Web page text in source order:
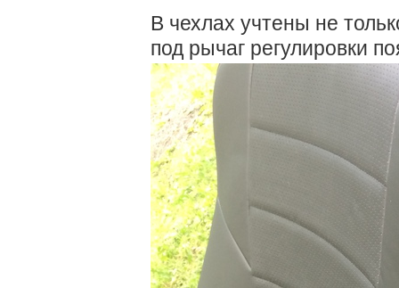
В чехлах учтены не
под рычаг регулировки